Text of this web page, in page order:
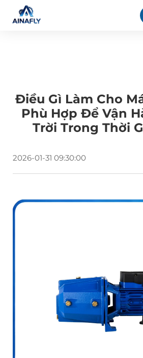
Điều Gì Làm Cho
Phù Hợp Để Vận
Trời Trong Thời
2026-01-31 09:30:00